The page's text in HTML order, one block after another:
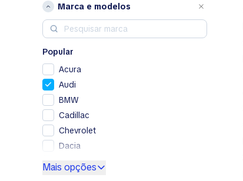
Marca e modelos
Popular
Acura
Audi
BMW
Cadillac
Chevrolet
Dacia
Mais opções